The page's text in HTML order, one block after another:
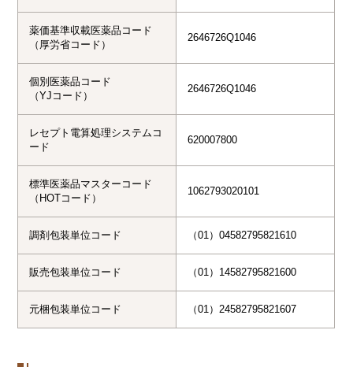
薬価基準収載医薬品コード
（厚労省コード）
2646726Q1046
個別医薬品コード
（YJコード）
2646726Q1046
レセプト電算処理システムコ
ード
620007800
標準医薬品マスターコード
（HOTコード）
1062793020101
調剤包装単位コード （01）04582795821610
販売包装単位コード （01）14582795821600
元梱包装単位コード （01）24582795821607